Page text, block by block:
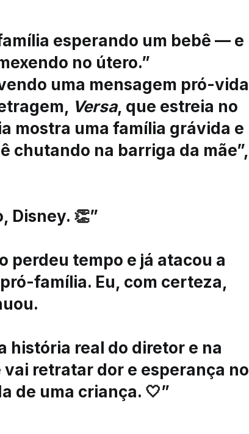
esperando um bebê — e
no útero.”
uma mensagem pró-vida
Versa, que estreia no
mostra uma família grávida e
chutando na barriga da mãe”,
Disney. 👏”
perdeu tempo e já atacou a
família. Eu, com certeza,
história real do diretor e na
vai retratar dor e esperança no
de uma criança. 🤍”